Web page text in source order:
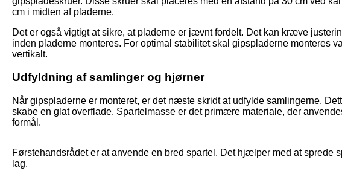
cm i midten af pladerne.
Det er også vigtigt at sikre, at pladerne er jævnt fordelt. Det kan kræve
inden pladerne monteres. For optimal stabilitet skal gipspladerne monteres
vertikalt.
Udfyldning af samlinger og hjørner
Når gipspladerne er monteret, er det næste skridt at udfylde samlingerne.
skabe en glat overflade. Spartelmasse er det primære materiale, der
formål.
Førstehandsrådet er at anvende en bred spartel. Det hjælper med at
lag.